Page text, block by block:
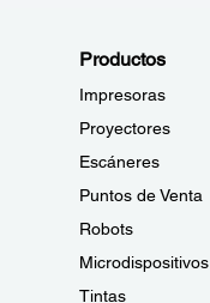
Productos
Impresoras
Proyectores
Escáneres
Puntos de Venta
Robots
Microdispositivos
Tintas